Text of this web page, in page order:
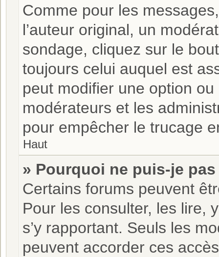
Comme pour les
l’auteur original, un
sondage, cliquez sur le
toujours celui auquel est
peut modifier une option
modérateurs et les
pour empêcher le trucage
Haut
» Pourquoi ne puis-je
Certains forums peuvent
Pour les consulter, les lire,
s’y rapportant. Seuls les
peuvent accorder ces